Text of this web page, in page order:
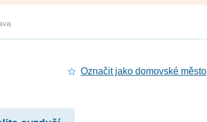
Označit jako domovské město